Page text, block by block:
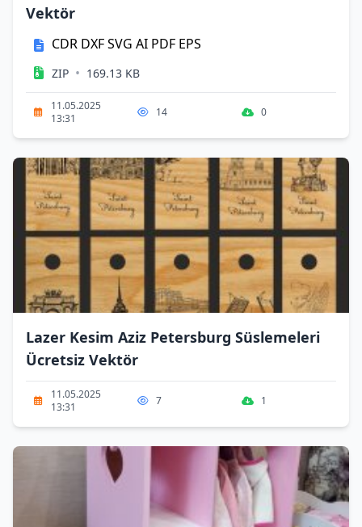
Vektör
CDR DXFSVG AI PDF EPS
ZIP • 169.13 KB
11.05.2025
13:31
14 0
Lazer Kesim Aziz Petersburg Süslemeleri
Ücretsiz Vektör
11.05.2025
13:31
7 1